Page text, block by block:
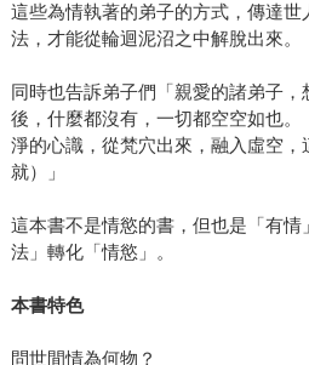
這些為情執著的弟子的方式，傳達
法，才能從輪迴泥沼之中解脫出來。
同時也告訴弟子們「親愛的諸弟子
後，什麼都沒有，一切都空空如也
淨的心識，從梵穴出來，融入虛空
就）」
這本書不是情慾的書，但也是「有
法」轉化「情慾」。
本書特色
問世間情為何物？